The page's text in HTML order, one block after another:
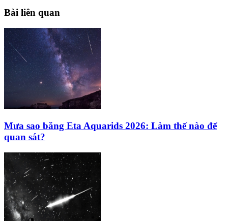
Bài liên quan
Mưa sao băng Eta Aquarids 2026: Làm thế nào để
quan sát?